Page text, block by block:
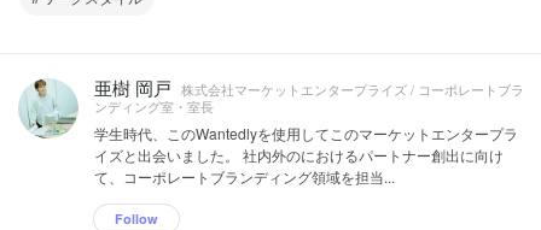
亜樹 岡戸 株式会社マーケットエンタープライズ / コーポレートブラ
ンディング室・室長
学生時代、このWantedlyを使用してこのマーケットエンタープラ
イズと出会いました。 社内外のにおけるパートナー創出に向け
て、コーポレートブランディング領域を担当...
Follow